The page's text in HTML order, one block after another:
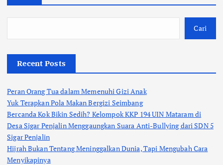
Cari
Recent Posts
Peran Orang Tua dalam Memenuhi Gizi Anak
Yuk Terapkan Pola Makan Bergizi Seimbang
Bercanda Kok Bikin Sedih? Kelompok KKP 194 UIN Mataram di
Desa Sigar Penjalin Menggaungkan Suara Anti-Bullying dari SDN 5
Sigar Penjalin
Hijrah Bukan Tentang Meninggalkan Dunia, Tapi Mengubah Cara
Menyikapinya